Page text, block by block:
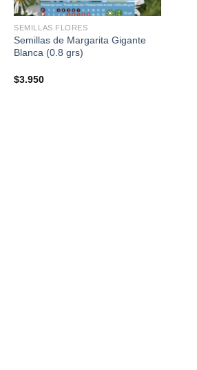
+
SEMILLAS FLORES
Semillas de Margarita Gigante
Blanca (0.8 grs)
$3.950